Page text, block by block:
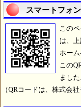
スマートフォ
この
は、
ホーム
この
ました
（QRコードは、株式会